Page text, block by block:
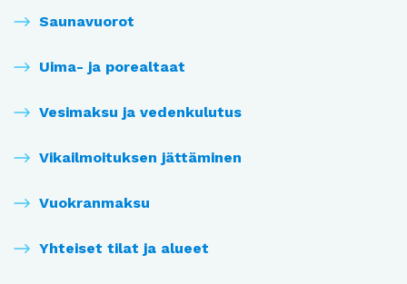
Saunavuorot
Uima- ja porealtaat
Vesimaksu ja vedenkulutus
Vikailmoituksen jättäminen
Vuokranmaksu
Yhteiset tilat ja alueet